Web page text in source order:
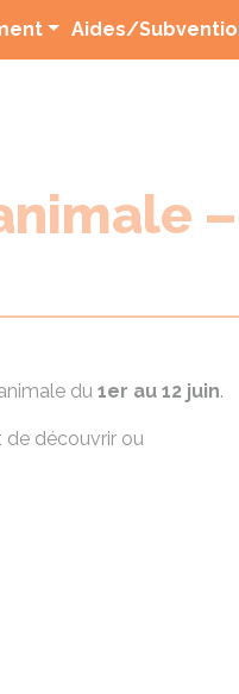
Aides/
du 1er au 12 juin.
découvrir ou